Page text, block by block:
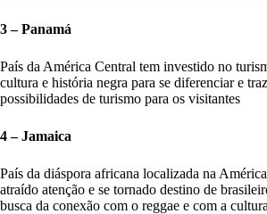
3 – Panamá
País da América Central tem investido no
cultura e história negra para se diferenciar e
possibilidades de turismo para os visitantes
4 – Jamaica
País da diáspora africana localizada na
atraído atenção e se tornado destino de
busca da conexão com o reggae e com a